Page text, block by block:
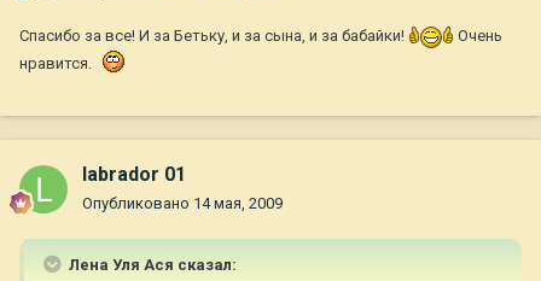
Спасибо за все! И за Бетьку, и за сына, и за бабайки!
Очень
нравится.
labrador 01
Опубликовано 14 мая, 2009
Лена Уля Ася сказал: